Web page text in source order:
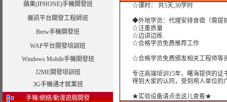
蘋果(IPHONE)手機開發班
展訊平台開發工程師班
Brew手機開發班
WAP平台開發培訓班
Windows Mobile手機開發班
J2ME開發培訓班
3G手機通才就業班
手機/網絡/動漫遊戲開發
☆课时： 共5天,30学时
◆外地学员：代理安排食宿（需提
☆注重质量
☆边讲边练
☆合格学员免费推荐工作
☆合格学员免费颁发相关工程师等
专注高端培训15年，曙海提供的证
得到大家的认同，受到用人单位的
★实验设备请点击这儿查看★